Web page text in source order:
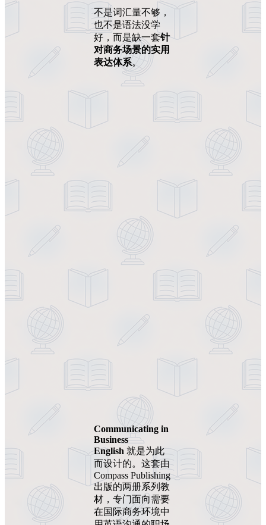
不是词汇量不够，
也不是语法没学
好，而是缺一套针
对商务场景的实用
表达体系。
Communicating in
Business
English 就是为此
而设计的。这套由
Compass Publishing
出版的两册系列教
材，专门面向需要
在国际商务环境中